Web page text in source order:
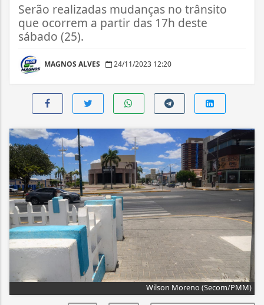
Serão realizadas mudanças no trânsito
que ocorrem a partir das 17h deste
sábado (25).
MAGNOS ALVES 24/11/2023 12:20
Wilson Moreno (Secom/PMM)